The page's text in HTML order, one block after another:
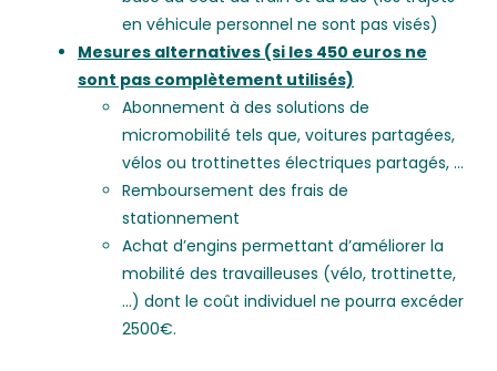
en véhicule personnel ne sont pas visés)
Mesures alternatives (si les 450 euros ne
sont pas complètement utilisés)
Abonnement à des solutions de
micromobilité tels que, voitures partagées,
vélos ou trottinettes électriques partagés, …
Remboursement des frais de
stationnement
Achat d’engins permettant d’améliorer la
mobilité des travailleuses (vélo, trottinette,
…) dont le coût individuel ne pourra excéder
2500€.